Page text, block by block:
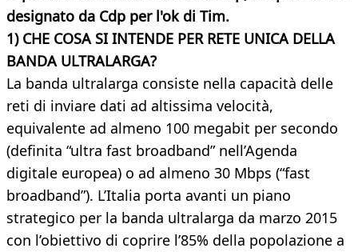
designato da Cdp per l'ok di Tim.
1) CHE COSA SI INTENDE PER RETE UNICA DELLA
BANDA ULTRALARGA?
La banda ultralarga consiste nella capacità delle
reti di inviare dati ad altissima velocità,
equivalente ad almeno 100 megabit per secondo
(definita “ultra fast broadband” nell’Agenda
digitale europea) o ad almeno 30 Mbps (“fast
broadband”). L’Italia porta avanti un piano
strategico per la banda ultralarga da marzo 2015
con l’obiettivo di coprire l’85% della popolazione a